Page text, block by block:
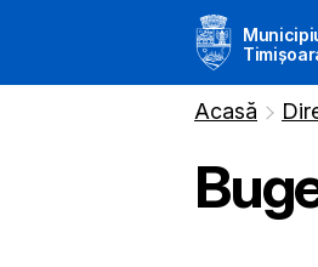
Acasă